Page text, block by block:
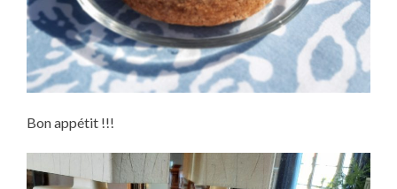
Bon appétit !!!